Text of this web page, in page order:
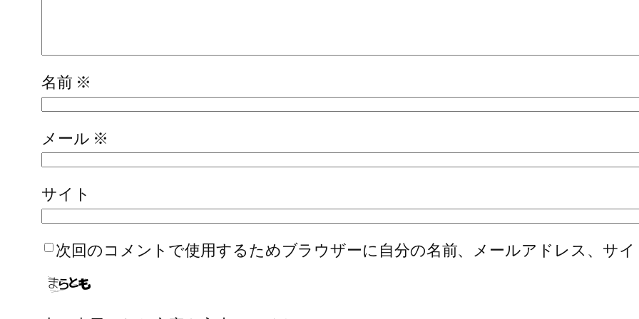
名前 ※
メール ※
サイト
次回のコメントで使用するためブラウザーに自分の名前、メールアドレス、サイ